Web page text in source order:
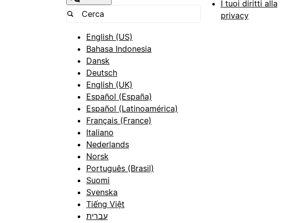
English (US)
Bahasa Indonesia
Dansk
Deutsch
English (UK)
Español (España)
Español (Latinoamérica)
Français (France)
Italiano
Nederlands
Norsk
Português (Brasil)
Suomi
Svenska
Tiếng Việt
עברית
I tuoi diritti alla
privacy